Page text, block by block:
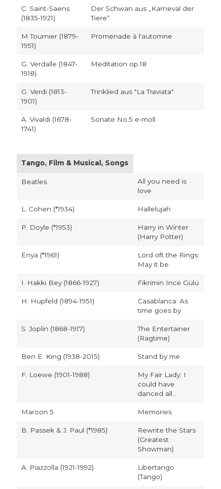
C. Saint-Saens
(1835-1921)
Der Schwan aus „Karneval der
Tiere“
M Tournier (1879-
1951)
Promenade à l'automne
G. Verdalle (1847-
1918)
Meditation op.18
G. Verdi (1813-
1901)
Trinklied aus "La Traviata"
A. Vivaldi (1678-
1741)
Sonate No.5 e-moll
Tango, Film & Musical, Songs
Beatles
All you need is
love
L. Cohen (*1934) Hallelujah
P. Doyle (*1953)
Harry in Winter
(Harry Potter)
Enya (*1961)
Lord oft the Rings:
May it be
I. Hakki Bey (1866-1927) Fikrimin Ince Gülü
H. Hupfeld (1894-1951)
Casablanca: As
time goes by
S. Joplin (1868-1917)
The Entertainer
(Ragtime)
Ben E. King (1938-2015) Stand by me
F. Loewe (1901-1988)
My Fair Lady: I
could have
danced all...
Maroon 5 Memories
B. Passek & J. Paul (*1985)
Rewrite the Stars
(Greatest
Showman)
A. Piazzolla (1921-1992)
Libertango
(Tango)